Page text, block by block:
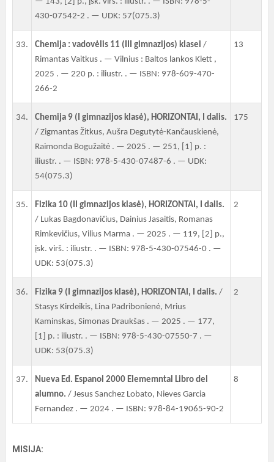
430-07542-2 . — UDK: 57(075.3)
33. Chemija : vadovėlis 11 (III gimnazijos) klasei /
Rimantas Vaitkus . — Vilnius : Baltos lankos Klett ,
2025 . — 220 p. : iliustr. . — ISBN: 978-609-470-
266-2
13
34.
Chemija 9 (I gimnazijos klasė), HORIZONTAI, I dalis.
/ Zigmantas Žitkus, Aušra Degutytė-Kančauskienė,
Raimonda Bogužaitė . — 2025 . — 251, [1] p. :
iliustr. . — ISBN: 978-5-430-07487-6 . — UDK:
54(075.3)
175
35.
Fizika 10 (II gimnazijos klasė), HORIZONTAI, I dalis.
/ Lukas Bagdonavičius, Dainius Jasaitis, Romanas
Rimkevičius, Vilius Marma . — 2025 . — 119, [2] p.,
įsk. virš. : iliustr. . — ISBN: 978-5-430-07546-0 . —
UDK: 53(075.3)
2
36. Fizika 9 (I gimnazijos klasė), HORIZONTAI, I dalis. /
Stasys Kirdeikis, Lina Padribonienė, Mrius
Kaminskas, Simonas Draukšas . — 2025 . — 177,
[1] p. : iliustr. . — ISBN: 978-5-430-07550-7 . —
UDK: 53(075.3)
2
37.
Nueva Ed. Espanol 2000 Elememntal Libro del
alumno. / Jesus Sanchez Lobato, Nieves Garcia
Fernandez . — 2024 . — ISBN: 978-84-19065-90-2
8
MISIJA: